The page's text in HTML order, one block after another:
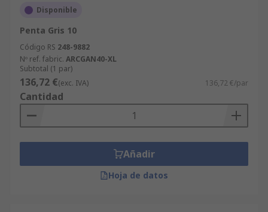
Disponible
Penta Gris 10
Código RS 248-9882
Nº ref. fabric. ARCGAN40-XL
Subtotal (1 par)
136,72 €(exc. IVA) 136,72 €/par
Cantidad
Añadir
Hoja de datos